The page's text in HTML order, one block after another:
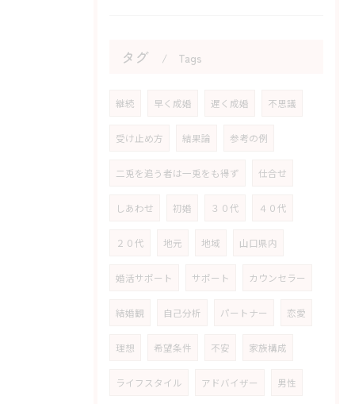
タグ Tags
継続 早く成婚 遅く成婚 不思議
受け止め方 結果論 参考の例
二兎を追う者は一兎をも得ず 仕合せ
しあわせ 初婚 ３０代 ４０代
２０代 地元 地域 山口県内
婚活サポート サポート カウンセラー
結婚観 自己分析 パートナー 恋愛
理想 希望条件 不安 家族構成
ライフスタイル アドバイザー 男性